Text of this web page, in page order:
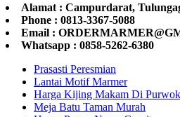
Alamat : Campurdarat,
Phone : 0813-3367-5088
Email :
Whatsapp : 0858-5262-6380
Prasasti Peresmian
Lantai Motif Marmer
Harga Kijing Makam Di
Meja Batu Taman Murah